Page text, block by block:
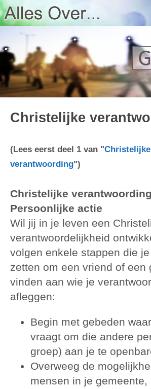
Christelijke
(Lees eerst deel 1 van "Christelijke
verantwoording")
Christelijke
Persoonlijke actie
Wil jij in je leven een
verantwoordelijkheid
volgen enkele stappen die
zetten om een vriend of een
vinden aan wie je
afleggen:
Begin met gebeden
vraagt om die andere
groep) aan je te
Overweeg de
mensen in je gemeente,